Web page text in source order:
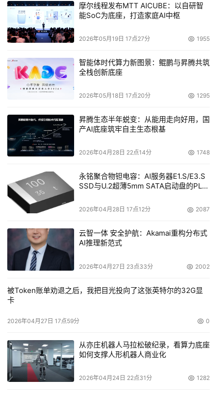
摩尔线程发布MTT AICUBE：以自研智
能SoC为底座，打造家庭AI中枢
2026年05月19日 17点27分 1955
智能体时代算力新图景：鲲鹏与昇腾共筑
全栈创新底座
2026年05月18日 17点20分 1295
昇腾生态半年蜕变：从能用走向好用，国
产AI底座筑牢自主生态根基
2026年04月28日 22点14分 1748
永铭聚合物钽电容：AI服务器E1.S/E3.S
SSD与U.2超薄5mm SATA启动盘的PLP
2026年04月28日 17点12分 2087
云智一体 安全护航：Akamai重构分布式
AI推理新范式
2026年04月27日 23点33分 2002
被Token账单劝退之后，我把目光投向了这张英特尔的32G显
卡
2026年04月27日 17点59分 0
从亦庄机器人马拉松破纪录，看算力底座
如何支撑人形机器人商业化
2026年04月24日 22点31分 1282